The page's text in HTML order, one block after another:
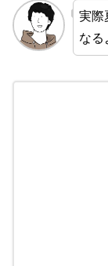
実際
なる